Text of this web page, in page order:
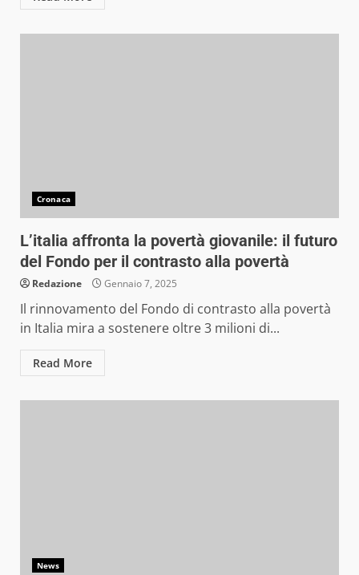
Cronaca
L’italia affronta la povertà giovanile: il futuro
del Fondo per il contrasto alla povertà
Redazione Gennaio 7, 2025
Il rinnovamento del Fondo di contrasto alla povertà
in Italia mira a sostenere oltre 3 milioni di...
Read More
News